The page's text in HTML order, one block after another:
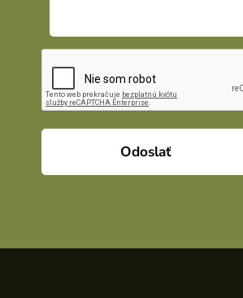
Odoslať